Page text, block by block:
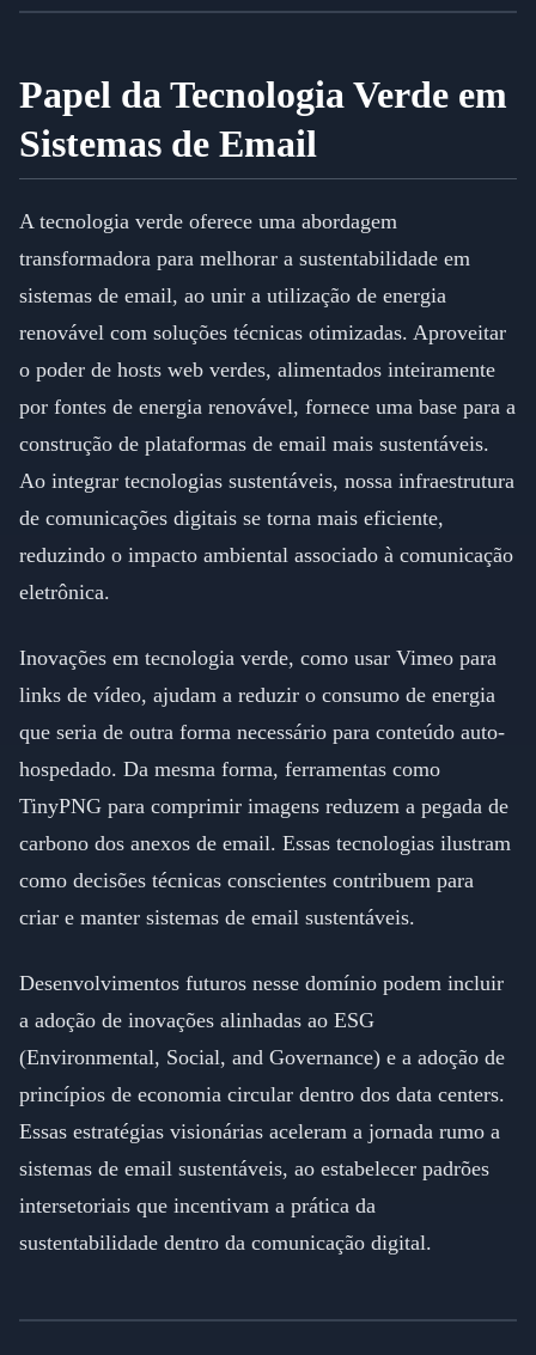
Papel da Tecnologia Verde em
Sistemas de Email
A tecnologia verde oferece uma abordagem
transformadora para melhorar a sustentabilidade em
sistemas de email, ao unir a utilização de energia
renovável com soluções técnicas otimizadas. Aproveitar
o poder de hosts web verdes, alimentados inteiramente
por fontes de energia renovável, fornece uma base para a
construção de plataformas de email mais sustentáveis.
Ao integrar tecnologias sustentáveis, nossa infraestrutura
de comunicações digitais se torna mais eficiente,
reduzindo o impacto ambiental associado à comunicação
eletrônica.
Inovações em tecnologia verde, como usar Vimeo para
links de vídeo, ajudam a reduzir o consumo de energia
que seria de outra forma necessário para conteúdo auto-
hospedado. Da mesma forma, ferramentas como
TinyPNG para comprimir imagens reduzem a pegada de
carbono dos anexos de email. Essas tecnologias ilustram
como decisões técnicas conscientes contribuem para
criar e manter sistemas de email sustentáveis.
Desenvolvimentos futuros nesse domínio podem incluir
a adoção de inovações alinhadas ao ESG
(Environmental, Social, and Governance) e a adoção de
princípios de economia circular dentro dos data centers.
Essas estratégias visionárias aceleram a jornada rumo a
sistemas de email sustentáveis, ao estabelecer padrões
intersetoriais que incentivam a prática da
sustentabilidade dentro da comunicação digital.